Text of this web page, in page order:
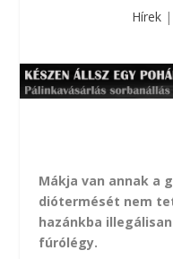
Hírek|
Mákja van annak a
diótermését nem
hazánkba
fúrólégy.